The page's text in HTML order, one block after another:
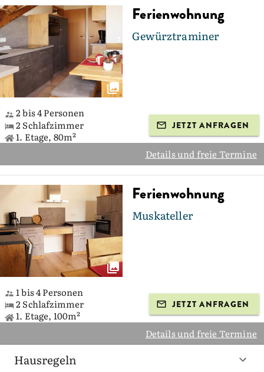
Ferienwohnung
Gewürztraminer
2 bis 4 Personen
2 Schlafzimmer
1. Etage, 80m²
JETZT ANFRAGEN
Details und freie Termine
Ferienwohnung
Muskateller
1 bis 4 Personen
2 Schlafzimmer
1. Etage, 100m²
JETZT ANFRAGEN
Details und freie Termine
Hausregeln